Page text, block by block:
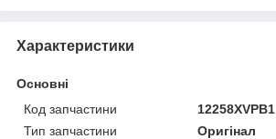
Характеристики
Основні
Код запчастини
12258XVPB1
Тип запчастини
Оригінал